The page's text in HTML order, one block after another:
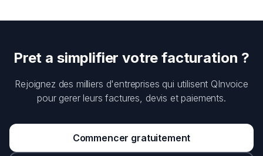
Pret a simplifier votre facturation ?
Rejoignez des milliers d'entreprises qui utilisent QInvoice
pour gerer leurs factures, devis et paiements.
Commencer gratuitement